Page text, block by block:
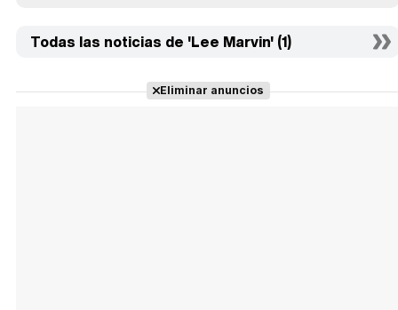
Todas las noticias de 'Lee Marvin' (1)
Eliminar anuncios